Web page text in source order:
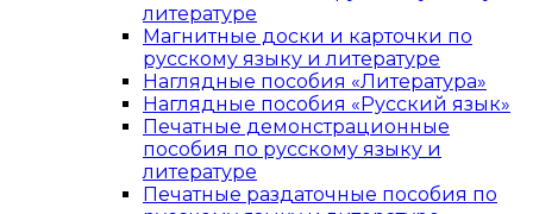
литературе
Магнитные доски и карточки по
русскому языку и литературе
Наглядные пособия «Литература»
Наглядные пособия «Русский язык»
Печатные демонстрационные
пособия по русскому языку и
литературе
Печатные раздаточные пособия по